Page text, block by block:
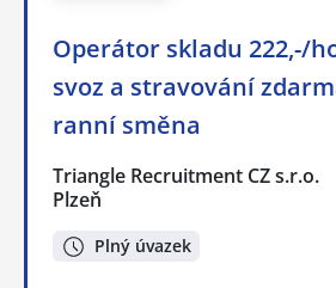
Operátor skladu 222,-/
svoz a stravování
ranní směna
Triangle Recruitment CZ s.r.o.
Plzeň
Plný úvazek